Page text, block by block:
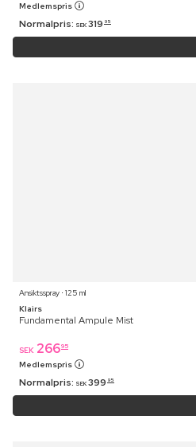
Medlemspris
Normalpris: SEK 319 95
Ansiktsspray ⋅ 125 ml
Klairs
Fundamental Ampule Mist
SEK 26695
Medlemspris
Normalpris: SEK 399 95